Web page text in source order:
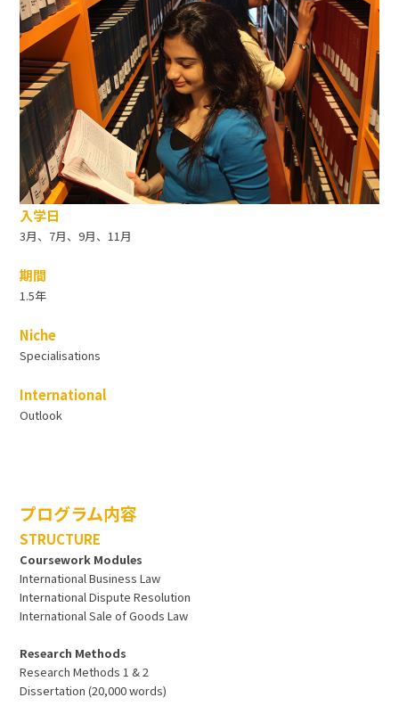
入学日
3月、7月、9月、11月
期間
1.5年
Niche
Specialisations
International
Outlook
プログラム内容
STRUCTURE
Coursework Modules
International Business Law
International Dispute Resolution
International Sale of Goods Law
Research Methods
Research Methods 1 & 2
Dissertation (20,000 words)